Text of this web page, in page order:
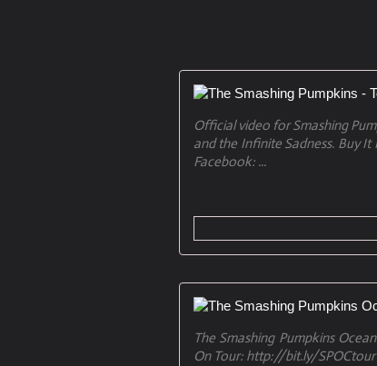
Official video for Smashing
and the Infinite Sadness. Buy
Facebook: ...
The Smashing Pumpkins
On Tour: http://bit.ly/SPOCtour